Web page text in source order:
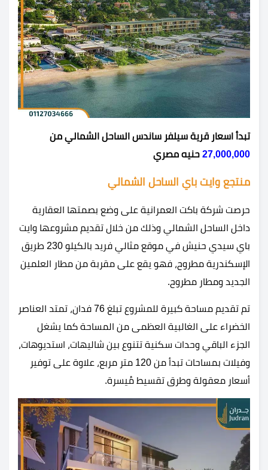
تبدأ اسعار قرية سيلفر ساندس الساحل الشمالي من
27,000,000 حنيه مصري
منتجع وايت باي الساحل الشمالي
حرصت شركة باكت العمرانية على وضع بصمتها العقارية
داخل الساحل الشمالي وذلك من خلال تقديم مشروعها وايت
باي سيدي حنيش في موقع مثالي فريد بالكيلو 230 طريق
الإسكندرية مطروح، فهو يقع على مقربة من مطار العلمين
الجديد ومطار مطروح.
تم تقديم مساحة كبيرة للمشروع تبلغ 76 فدان، تمتد العناصر
الخضراء على الغالبية العظمى من المساحة كما يشغل
الجزء الباقي وحدات سكنية تتنوع بين شاليهات، استديوهات،
وفيلات بمساحات تبدأ من 120 متر مربع، علاوة على توفير
أسعار معقولة وطرق تقسيط مُيسرة.